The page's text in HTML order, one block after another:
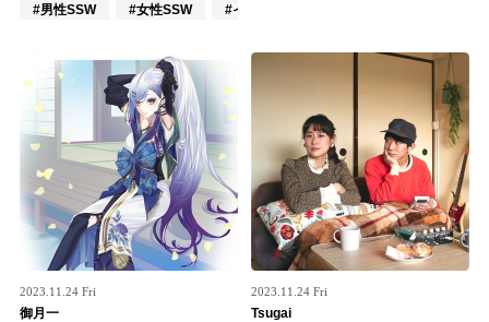
#男性SSW
#女性SSW #インディーズ
2023.11.24 Fri
御月一
2023.11.24 Fri
Tsugai